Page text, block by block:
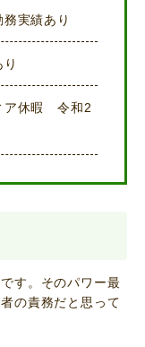
実績あり
ア休暇 令和2
す。そのパワー最
の責務だと思って